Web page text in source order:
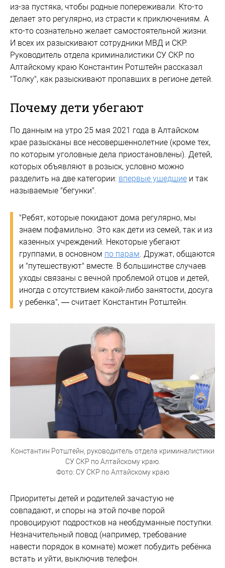
из-за пустяка, чтобы родные попереживали. Кто-то
делает это регулярно, из страсти к приключениям. А
кто-то сознательно желает самостоятельной жизни.
И всех их разыскивают сотрудники МВД и СКР.
Руководитель отдела криминалистики СУ СКР по
Алтайскому краю Константин Ротштейн рассказал
"Толку", как разыскивают пропавших в регионе детей.
Почему дети убегают
По данным на утро 25 мая 2021 года в Алтайском
крае разысканы все несовершеннолетние (кроме тех,
по которым уголовные дела приостановлены). Детей,
которых объявляют в розыск, условно можно
разделить на две категории: впервые ушедшие и так
называемые "бегунки".
"Ребят, которые покидают дома регулярно, мы
знаем пофамильно. Это как дети из семей, так и из
казенных учреждений. Некоторые убегают
группами, в основном по парам . Дружат, общаются
и "путешествуют" вместе. В большинстве случаев
уходы связаны с вечной проблемой отцов и детей,
иногда с отсутствием какой-либо занятости, досуга
у ребенка", — считает Константин Ротштейн.
Константин Ротштейн, руководитель отдела криминалистики
СУ СКР по Алтайскому краю.
Фото: СУ СКР по Алтайскому краю
Приоритеты детей и родителей зачастую не
совпадают, и споры на этой почве порой
провоцируют подростков на необдуманные поступки.
Незначительный повод (например, требование
навести порядок в комнате) может побудить ребёнка
встать и уйти, выключив телефон.